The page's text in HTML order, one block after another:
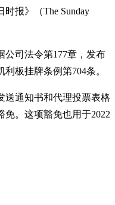
报》（The Sunday
公司法令第177章，发布
板挂牌条例第704条。
送通知书和代理投票表格
。这项豁免也用于2022